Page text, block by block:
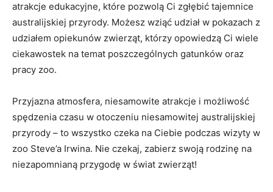
atrakcje edukacyjne, które pozwolą Ci zgłębić tajemnice
⁢australijskiej przyrody. Możesz wziąć udział w pokazach z
udziałem opiekunów zwierząt, którzy opowiedzą Ci wiele
ciekawostek⁢ na temat ​poszczególnych ⁤gatunków oraz
pracy zoo.
Przyjazna atmosfera, niesamowite atrakcje​ i możliwość
spędzenia czasu ‌w otoczeniu niesamowitej australijskiej
przyrody – to wszystko czeka na Ciebie podczas ⁢wizyty w⁢
zoo Steve’a Irwina. Nie czekaj, zabierz swoją rodzinę na
niezapomnianą przygodę w świat zwierząt!